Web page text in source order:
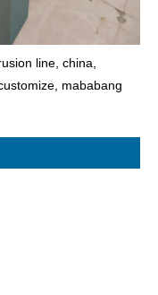
line, china,
mababang